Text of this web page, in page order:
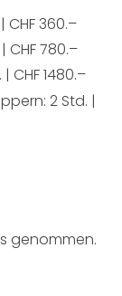
360.–
780.–
CHF 1480.–
2 Std. |
genommen.